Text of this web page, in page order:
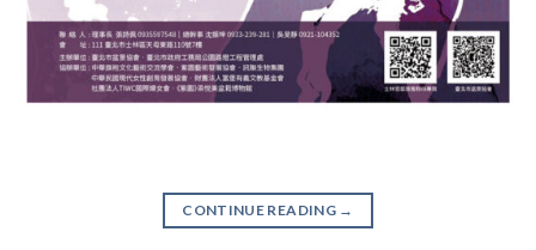
CONTINUE READING →